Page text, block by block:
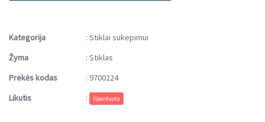
Kategorija : Stiklai sukepimui
Žyma
: Stiklas
Prekės kodas
: 9700224
Likutis
: Išparduota